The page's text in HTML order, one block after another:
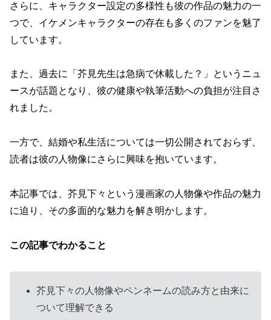
さらに、キャラクター設定の多様性も彼の作品の魅力の一
つで、イケメンキャラクターの存在も多くのファンを魅了
しています。
また、過去に「芥見先生は急病で休載した？」というニュ
ースが話題となり、彼の健康や執筆活動への負担が注目さ
れました。
一方で、結婚や私生活については一切公開されておらず、
読者は彼の人物像にさらに興味を抱いています。
本記事では、芥見下々という漫画家の人物像や作品の魅力
に迫り、その多面的な魅力を解き明かします。
この記事でわかること
芥見下々の人物像やペンネームの読み方と由来に
ついて理解できる